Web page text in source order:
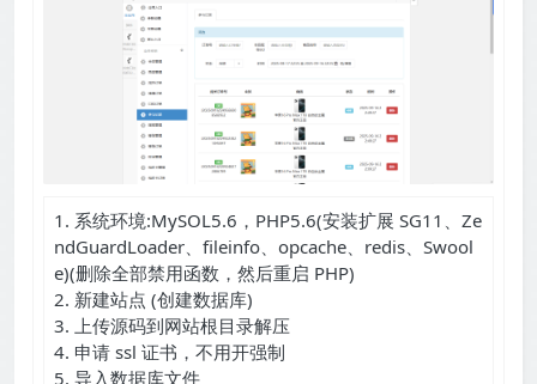
1. 系统环境:MySOL5.6，PHP5.6(安装扩展 SG11、Ze
ndGuardLoader、fileinfo、opcache、redis、Swool
e)(删除全部禁用函数，然后重启 PHP)
2. 新建站点 (创建数据库)
3. 上传源码到网站根目录解压
4. 申请 ssl 证书，不用开强制
5. 导入数据库文件